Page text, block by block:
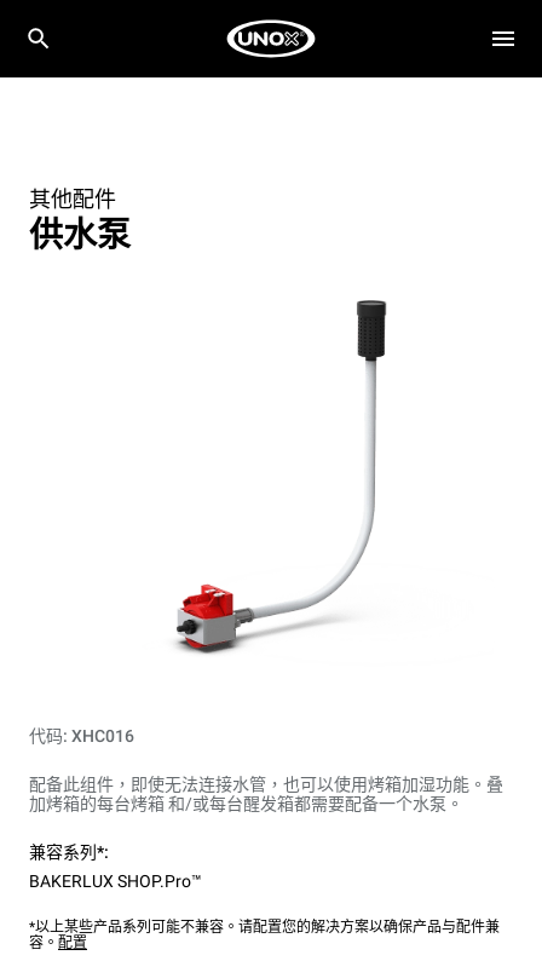
其他配件
供水泵
代码: XHC016
配备此组件，即使无法连接水管，也可以使用烤箱加湿功能。叠
加烤箱的每台烤箱 和/或每台醒发箱都需要配备一个水泵。
兼容系列*:
BAKERLUX SHOP.Pro™
*以上某些产品系列可能不兼容。请配置您的解决方案以确保产品与配件兼
容。 配置